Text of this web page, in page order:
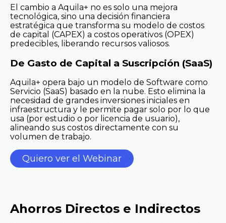
El cambio a Aquila+ no es solo una mejora
tecnológica, sino una decisión financiera
estratégica que transforma su modelo de costos
de capital (CAPEX) a costos operativos (OPEX)
predecibles, liberando recursos valiosos.
De Gasto de Capital a Suscripción (SaaS)
Aquila+ opera bajo un modelo de Software como
Servicio (SaaS) basado en la nube. Esto elimina la
necesidad de grandes inversiones iniciales en
infraestructura y le permite pagar solo por lo que
usa (por estudio o por licencia de usuario),
alineando sus costos directamente con su
volumen de trabajo.
Quiero ver el Webinar
Ahorros Directos e Indirectos